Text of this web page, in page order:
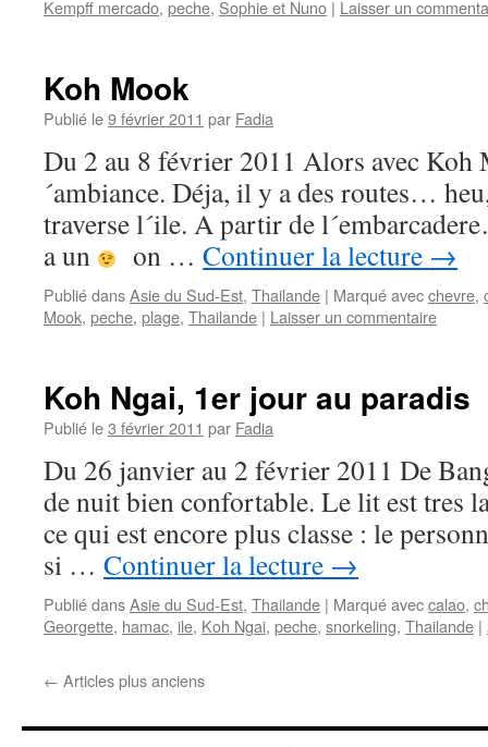
Kempff mercado, peche, Sophie et Nuno | Laisser un
Koh Mook
Publié le9 février 2011 par Fadia
Du 2 au 8 février 2011 Alors avec Koh
´ambiance. Déja, il y a des routes…
traverse l´ile. A partir de
a un
on …Continuer la lecture →
Publié dansAsie du Sud-Est, Thailande | Marqué avecchevre,
Mook, peche, plage, Thailande | Laisser un commentaire
Koh Ngai, 1er jour au paradis
Publié le3 février 2011 par Fadia
Du 26 janvier au 2 février 2011 De
de nuit bien confortable. Le lit est tres
ce qui est encore plus classe : le
si … Continuer la lecture →
Publié dansAsie du Sud-Est, Thailande | Marqué aveccalao,
Georgette, hamac, ile, Koh Ngai, peche, snorkeling, Thailande |
← Articles plus anciens